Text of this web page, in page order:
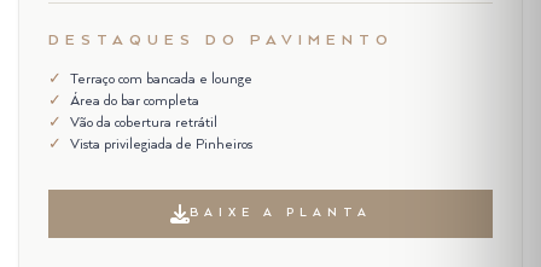
DESTAQUES DO PAVIMENTO
Terraço com bancada e lounge
Área do bar completa
Vão da cobertura retrátil
Vista privilegiada de Pinheiros
BAIXE A PLANTA